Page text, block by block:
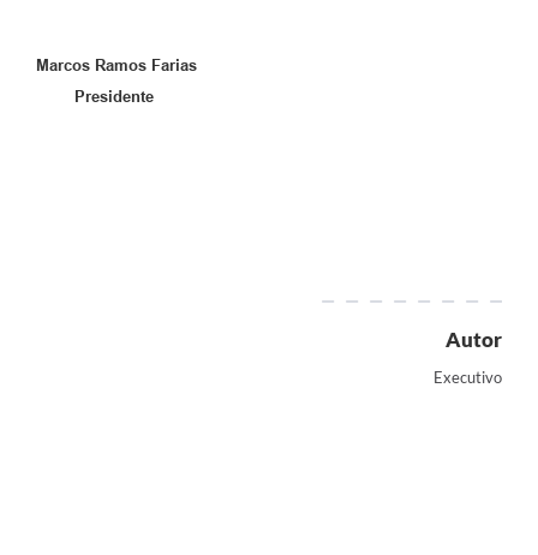
Marcos Ramos Farias
Presidente
Autor
Executivo